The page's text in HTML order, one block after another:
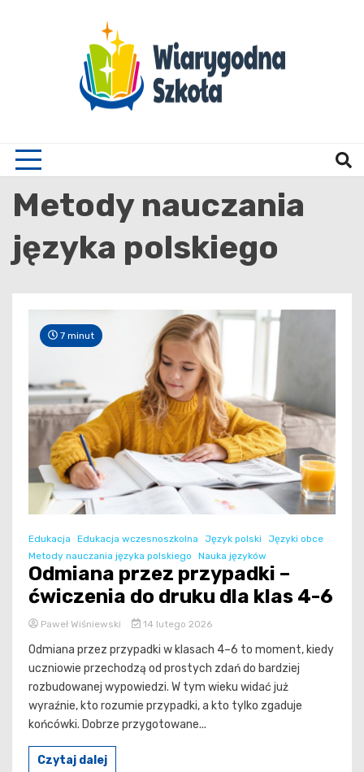
Metody nauczania
języka polskiego
7 minut
Edukacja Edukacja wczesnoszkolna Język polski
Języki obce
Metody nauczania języka polskiego
Nauka języków
Odmiana przez przypadki –
ćwiczenia do druku dla klas 4-6
Paweł Wiśniewski 14 lutego 2026
Odmiana przez przypadki w klasach 4–6 to moment, kiedy
uczniowie przechodzą od prostych zdań do bardziej
rozbudowanej wypowiedzi. W tym wieku widać już
wyraźnie, kto rozumie przypadki, a kto tylko zgaduje
końcówki. Dobrze przygotowane...
Czytaj dalej